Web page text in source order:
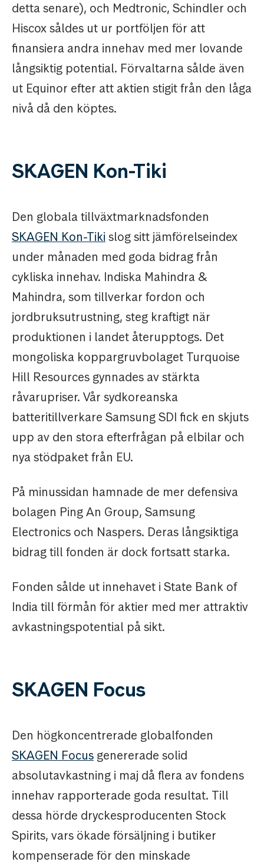
detta senare), och Medtronic, Schindler och
Hiscox såldes ut ur portföljen för att
finansiera andra innehav med mer lovande
långsiktig potential. Förvaltarna sålde även
ut Equinor efter att aktien stigit från den låga
nivå då den köptes.
SKAGEN Kon-Tiki
Den globala tillväxtmarknadsfonden
SKAGEN Kon-Tiki slog sitt jämförelseindex
under månaden med goda bidrag från
cykliska innehav. Indiska Mahindra &
Mahindra, som tillverkar fordon och
jordbruksutrustning, steg kraftigt när
produktionen i landet återupptogs. Det
mongoliska koppargruvbolaget Turquoise
Hill Resources gynnades av stärkta
råvarupriser. Vår sydkoreanska
batteritillverkare Samsung SDI fick en skjuts
upp av den stora efterfrågan på elbilar och
nya stödpaket från EU.
På minussidan hamnade de mer defensiva
bolagen Ping An Group, Samsung
Electronics och Naspers. Deras långsiktiga
bidrag till fonden är dock fortsatt starka.
Fonden sålde ut innehavet i State Bank of
India till förmån för aktier med mer attraktiv
avkastningspotential på sikt.
SKAGEN Focus
Den högkoncentrerade globalfonden
SKAGEN Focus genererade solid
absolutavkastning i maj då flera av fondens
innehav rapporterade goda resultat. Till
dessa hörde dryckesproducenten Stock
Spirits, vars ökade försäljning i butiker
kompenserade för den minskade